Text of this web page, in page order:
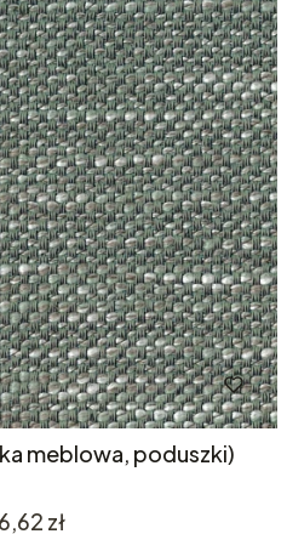
meblowa, poduszki)
zł